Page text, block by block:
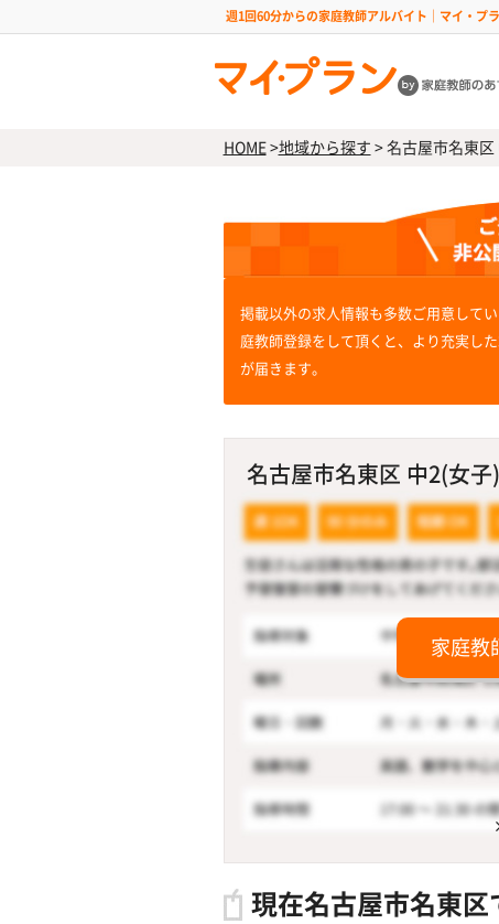
週1回60分からの家庭教師アルバイト｜マイ・プ
HOME>地域から探す >名古屋市名東区
掲載以外の求人情報も多数ご用意して
庭教師登録をして頂くと、より充実し
が届きます。
名古屋市名東区 中2(女子)
家庭教
現在名古屋市名東区